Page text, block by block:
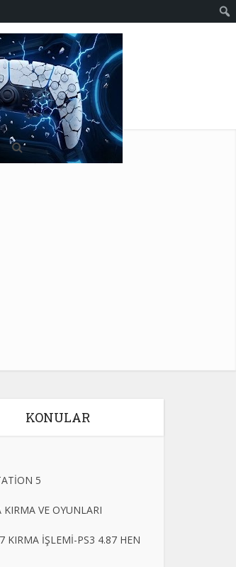
KONULAR
5
KIRMA VE OYUNLARI
KIRMA İŞLEMİ-PS3 4.87 HEN